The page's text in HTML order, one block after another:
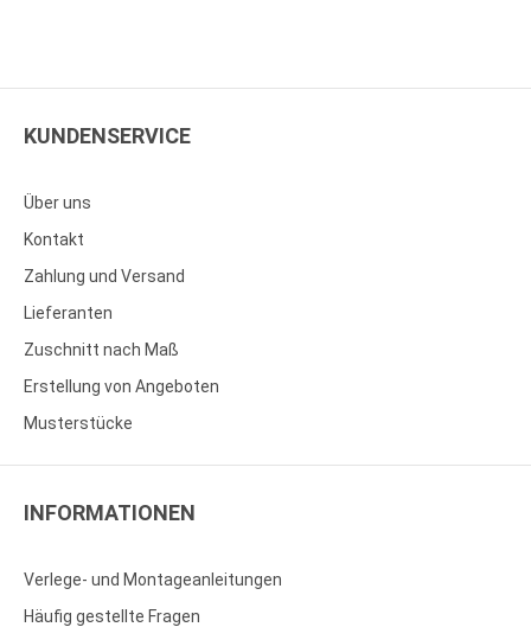
KUNDENSERVICE
Über uns
Kontakt
Zahlung und Versand
Lieferanten
Zuschnitt nach Maß
Erstellung von Angeboten
Musterstücke
INFORMATIONEN
Verlege- und Montageanleitungen
Häufig gestellte Fragen